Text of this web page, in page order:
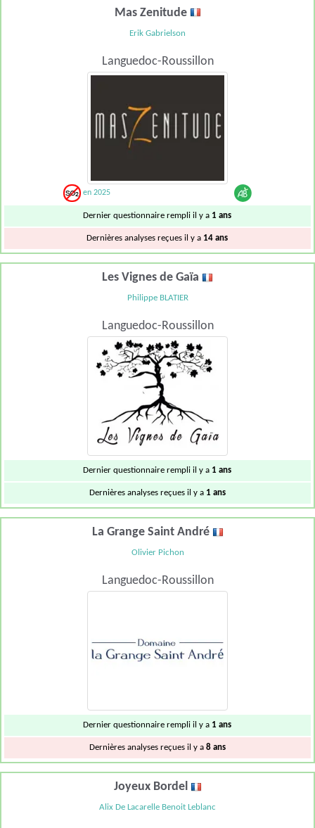
Mas Zenitude
Erik Gabrielson
Languedoc-Roussillon
en 2025
Dernier questionnaire rempli il y a 1 ans
Dernières analyses reçues il y a 14 ans
Les Vignes de Gaïa
Philippe BLATIER
Languedoc-Roussillon
Dernier questionnaire rempli il y a 1 ans
Dernières analyses reçues il y a 1 ans
La Grange Saint André
Olivier Pichon
Languedoc-Roussillon
Dernier questionnaire rempli il y a 1 ans
Dernières analyses reçues il y a 8 ans
Joyeux Bordel
Alix De Lacarelle Benoit Leblanc